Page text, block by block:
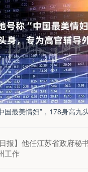
国最美情妇”，178身高九
报】他任江苏省政府秘
工作